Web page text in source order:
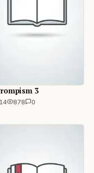
3
878 0